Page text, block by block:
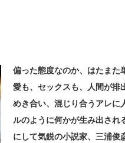
偏った態度なのか、はたまた
愛も、セックスも、人間が排
めき合い、混じり合うアレに
ルのように何かが生み出され
にして気鋭の小説家、三浦俊